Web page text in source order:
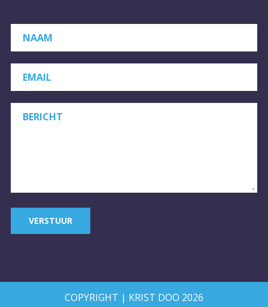
VERSTUUR
COPYRIGHT | KRIST DOO 2026